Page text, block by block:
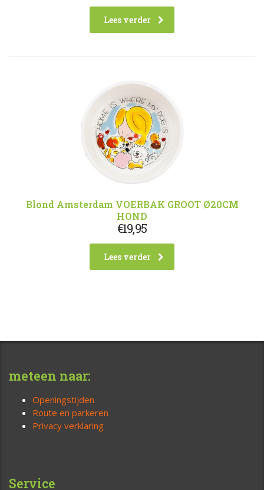
Lees verder
Blond Amsterdam VOERBAK GROOT Ø20CM
HOND
€19,95
Lees verder
meteen naar:
Openingstijden
Route en parkeren
Privacy verklaring
Service